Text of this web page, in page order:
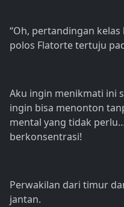
“Oh, pertandingan kelas
polos Flatorte tertuju
Aku ingin menikmati ini
ingin bisa menonton
mental yang tidak
berkonsentrasi!
Perwakilan dari timur
jantan.